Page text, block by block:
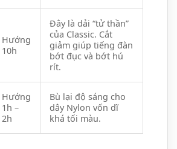
Hướng
10h
Đây là dải “tử thần”
của Classic. Cắt
giảm giúp tiếng đàn
bớt đục và bớt hú
rít.
Hướng
1h –
2h
Bù lại độ sáng cho
dây Nylon vốn dĩ
khá tối màu.